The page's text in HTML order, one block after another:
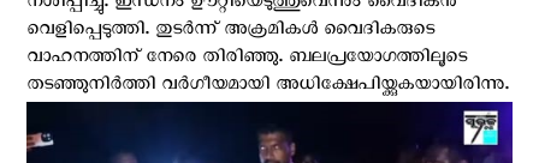
വെളിപ്പെടുത്തി. തുടർന്ന് അക്രമികൾ വൈദികരുടെ
വാഹനത്തിന് നേരെ തിരിഞ്ഞു. ബലപ്രയോഗത്തിലൂടെ
തടഞ്ഞുനിർത്തി വർഗീയമായി അധിക്ഷേപിയ്ക്കുകയായിരിന്നു.